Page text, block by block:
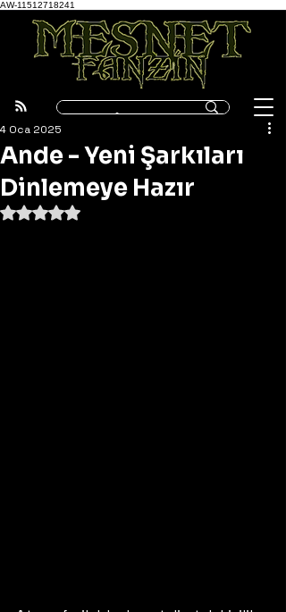
AW-11512718241
Ande - Yeni Şarkıları
Dinlemeye Hazır
4 Oca 2025
5 üzerinden NaN yıldız